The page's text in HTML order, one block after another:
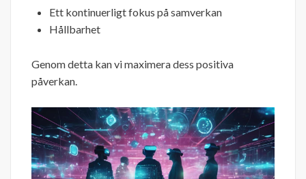
Ett kontinuerligt fokus på samverkan
Hållbarhet
Genom detta kan vi maximera dess positiva
påverkan.